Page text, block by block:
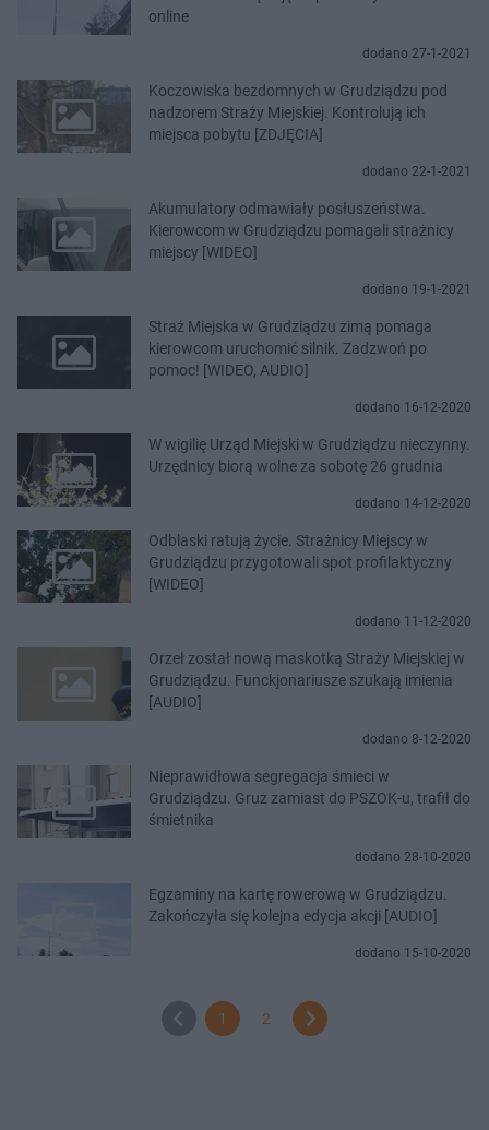
online
dodano 27-1-2021
Koczowiska bezdomnych w Grudziądzu pod
nadzorem Straży Miejskiej. Kontrolują ich
miejsca pobytu [ZDJĘCIA]
dodano 22-1-2021
Akumulatory odmawiały posłuszeństwa.
Kierowcom w Grudziądzu pomagali strażnicy
miejscy [WIDEO]
dodano 19-1-2021
Straż Miejska w Grudziądzu zimą pomaga
kierowcom uruchomić silnik. Zadzwoń po
pomoc! [WIDEO, AUDIO]
dodano 16-12-2020
W wigilię Urząd Miejski w Grudziądzu nieczynny.
Urzędnicy biorą wolne za sobotę 26 grudnia
dodano 14-12-2020
Odblaski ratują życie. Strażnicy Miejscy w
Grudziądzu przygotowali spot profilaktyczny
[WIDEO]
dodano 11-12-2020
Orzeł został nową maskotką Straży Miejskiej w
Grudziądzu. Funckjonariusze szukają imienia
[AUDIO]
dodano 8-12-2020
Nieprawidłowa segregacja śmieci w
Grudziądzu. Gruz zamiast do PSZOK-u, trafił do
śmietnika
dodano 28-10-2020
Egzaminy na kartę rowerową w Grudziądzu.
Zakończyła się kolejna edycja akcji [AUDIO]
dodano 15-10-2020
1 2